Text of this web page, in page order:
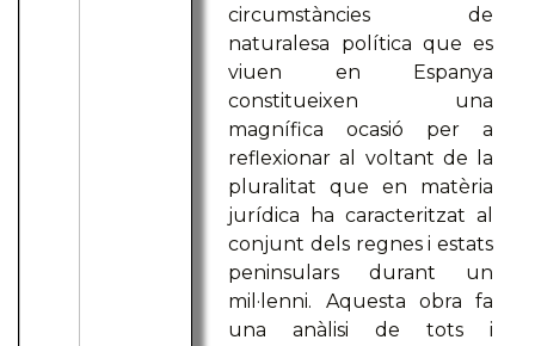
circumstàncies de
naturalesa política que es
viuen en Espanya
constitueixen una
magnífica ocasió per a
reflexionar al voltant de la
pluralitat que en matèria
jurídica ha caracteritzat al
conjunt dels regnes i estats
peninsulars durant un
mil·lenni. Aquesta obra fa
una anàlisi de tots i